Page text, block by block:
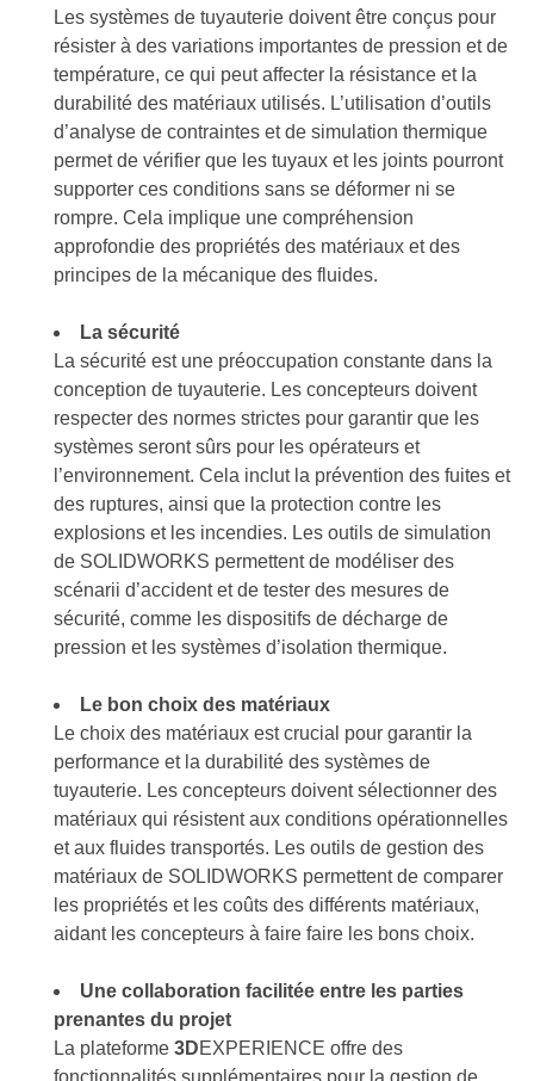
Les systèmes de tuyauterie doivent être conçus pour
résister à des variations importantes de pression et de
température, ce qui peut affecter la résistance et la
durabilité des matériaux utilisés. L’utilisation d’outils
d’analyse de contraintes et de simulation thermique
permet de vérifier que les tuyaux et les joints pourront
supporter ces conditions sans se déformer ni se
rompre. Cela implique une compréhension
approfondie des propriétés des matériaux et des
principes de la mécanique des fluides.
La sécurité
La sécurité est une préoccupation constante dans la
conception de tuyauterie. Les concepteurs doivent
respecter des normes strictes pour garantir que les
systèmes seront sûrs pour les opérateurs et
l’environnement. Cela inclut la prévention des fuites et
des ruptures, ainsi que la protection contre les
explosions et les incendies. Les outils de simulation
de SOLIDWORKS permettent de modéliser des
scénarii d’accident et de tester des mesures de
sécurité, comme les dispositifs de décharge de
pression et les systèmes d’isolation thermique.
Le bon choix des matériaux
Le choix des matériaux est crucial pour garantir la
performance et la durabilité des systèmes de
tuyauterie. Les concepteurs doivent sélectionner des
matériaux qui résistent aux conditions opérationnelles
et aux fluides transportés. Les outils de gestion des
matériaux de SOLIDWORKS permettent de comparer
les propriétés et les coûts des différents matériaux,
aidant les concepteurs à faire faire les bons choix.
Une collaboration facilitée entre les parties
prenantes du projet
La plateforme 3DEXPERIENCE offre des
fonctionnalités supplémentaires pour la gestion de